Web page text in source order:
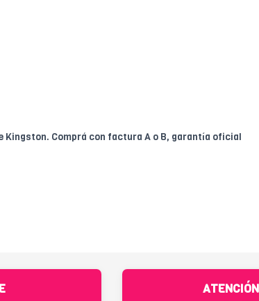
Comprá con factura A o B, garantía oficial